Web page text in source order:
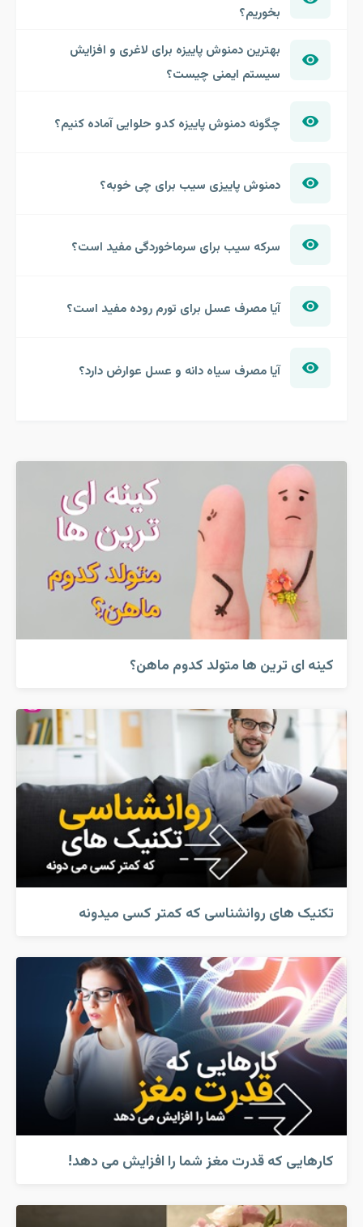
بخوریم؟
بهترین دمنوش پاییزه برای لاغری و افزایش
سیستم ایمنی چیست؟
چگونه دمنوش پاییزه کدو حلوایی آماده کنیم؟
دمنوش پاییزی سیب برای چی خوبه؟
سرکه سیب برای سرماخوردگی مفید است؟
آیا مصرف عسل برای تورم روده مفید است؟
آیا مصرف سیاه دانه و عسل عوارض دارد؟
کینه ای ترین ها متولد کدوم ماهن؟
تکنیک های روانشناسی که کمتر کسی میدونه
کارهایی که قدرت مغز شما را افزایش می دهد!